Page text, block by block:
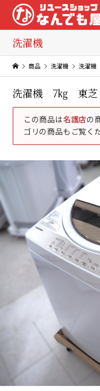
洗濯機
商品 洗濯機 洗濯機
洗濯機 7㎏ 東芝
この商品は名護店の
ゴリの商品もご覧く